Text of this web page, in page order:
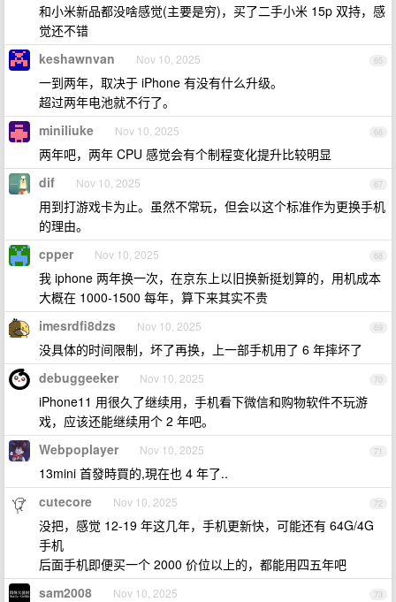
和小米新品都没啥感觉(主要是穷)，买了二手小米 15p 双持，感
觉还不错
65
keshawnvan Nov 10, 2025
一到两年，取决于 iPhone 有没有什么升级。
超过两年电池就不行了。
66
miniliuke Nov 10, 2025
两年吧，两年 CPU 感觉会有个制程变化提升比较明显
67
dif Nov 10, 2025
用到打游戏卡为止。虽然不常玩，但会以这个标准作为更换手机
的理由。
68
cpper Nov 10, 2025
我 iphone 两年换一次，在京东上以旧换新挺划算的，用机成本
大概在 1000-1500 每年，算下来其实不贵
69
imesrdfi8dzs Nov 10, 2025
没具体的时间限制，坏了再换，上一部手机用了 6 年摔坏了
70
debuggeeker Nov 10, 2025
iPhone11 用很久了继续用，手机看下微信和购物软件不玩游
戏，应该还能继续用个 2 年吧。
71
Webpoplayer Nov 10, 2025
13mini 首發時買的,現在也 4 年了..
72
cutecore Nov 10, 2025
没把，感觉 12-19 年这几年，手机更新快，可能还有 64G/4G
手机
后面手机即便买一个 2000 价位以上的，都能用四五年吧
73
sam2008 Nov 10, 2025